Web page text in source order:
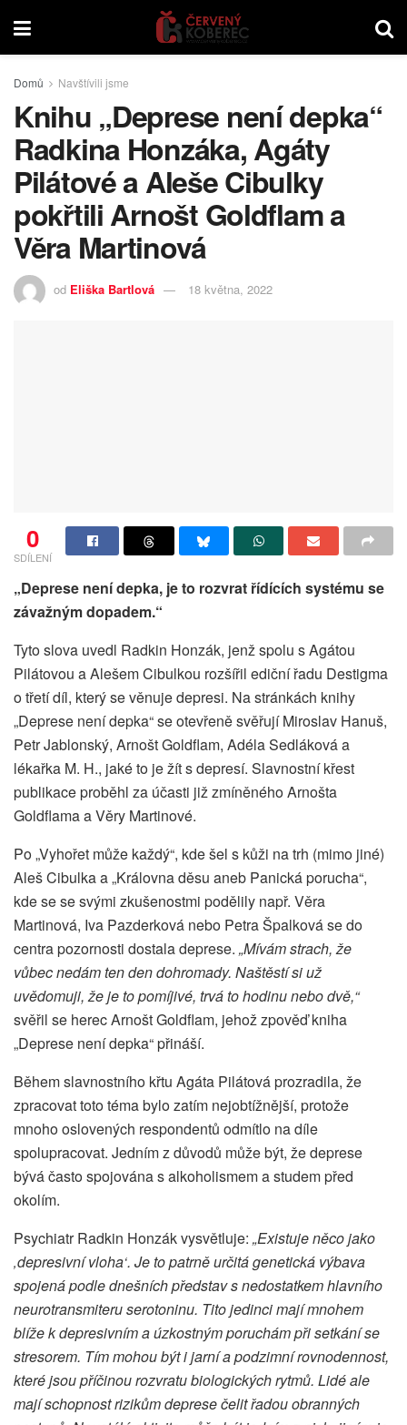
Domů Navštívili jsme
Knihu „Deprese není depka“
Radkina Honzáka, Agáty
Pilátové a Aleše Cibulky
pokřtili Arnošt Goldflam a
Věra Martinová
od Eliška Bartlová 18 května, 2022
0
SDÍLENÍ
„Deprese není depka, je to rozvrat řídících systému se
závažným dopadem.“
Tyto slova uvedl Radkin Honzák, jenž spolu s Agátou
Pilátovou a Alešem Cibulkou rozšířil ediční řadu Destigma
o třetí díl, který se věnuje depresi. Na stránkách knihy
„Deprese není depka“ se otevřeně svěřují Miroslav Hanuš,
Petr Jablonský, Arnošt Goldflam, Adéla Sedláková a
lékařka M. H., jaké to je žít s depresí. Slavnostní křest
publikace proběhl za účasti již zmíněného Arnošta
Goldflama a Věry Martinové.
Po „Vyhořet může každý“, kde šel s kůži na trh (mimo jiné)
Aleš Cibulka a „Královna děsu aneb Panická porucha“,
kde se se svými zkušenostmi podělily např. Věra
Martinová, Iva Pazderková nebo Petra Špalková se do
centra pozornosti dostala deprese. „Mívám strach, že
vůbec nedám ten den dohromady. Naštěstí si už
uvědomuji, že je to pomíjivé, trvá to hodinu nebo dvě,“
svěřil se herec Arnošt Goldflam, jehož zpověď kniha
„Deprese není depka“ přináší.
Během slavnostního křtu Agáta Pilátová prozradila, že
zpracovat toto téma bylo zatím nejobtížnější, protože
mnoho oslovených respondentů odmítlo na díle
spolupracovat. Jedním z důvodů může být, že deprese
bývá často spojována s alkoholismem a studem před
okolím.
Psychiatr Radkin Honzák vysvětluje: „Existuje něco jako
‚depresivní vloha‘. Je to patrně určitá genetická výbava
spojená podle dnešních představ s nedostatkem hlavního
neurotransmiteru serotoninu. Tito jedinci mají mnohem
blíže k depresivním a úzkostným poruchám při setkání se
stresorem. Tím mohou být i jarní a podzimní rovnodennost,
které jsou příčinou rozvratu biologických rytmů. Lidé ale
mají schopnost rizikům deprese čelit řadou obranných